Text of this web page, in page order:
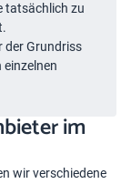
tatsächlich zu
der Grundriss
im
wir verschiedene